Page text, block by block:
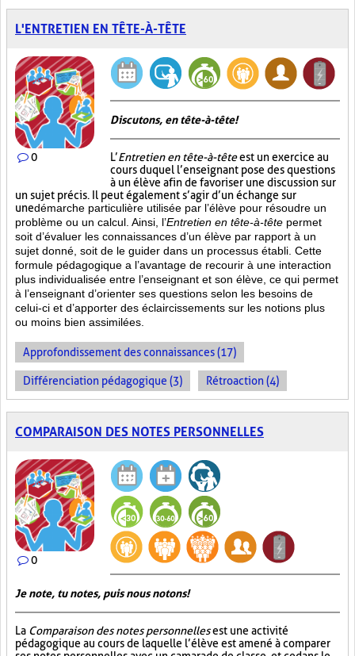
L'ENTRETIEN EN TÊTE-À-TÊTE
0
Discutons, en tête-à-tête!
L’Entretien en tête-à-têteest un exercice au
cours duquel l’enseignant pose des questions
à un élève afin de favoriser une discussion sur
un sujet précis. Il peut également s’agir d’un échange sur
unedémarche particulière utilisée par l’élève pour résoudre un
problème ou un calcul. Ainsi, l’Entretien en tête-à-tête permet
soit d’évaluer les connaissances d’un élève par rapport à un
sujet donné, soit de le guider dans un processus établi. Cette
formule pédagogique a l’avantage de recourir à une interaction
plus individualisée entre l’enseignant et son élève, ce qui permet
à l’enseignant d’orienter ses questions selon les besoins de
celui-ci et d’apporter des éclaircissements sur les notions plus
ou moins bien assimilées.
Approfondissement des connaissances (17)
Différenciation pédagogique (3) Rétroaction (4)
COMPARAISON DES NOTES PERSONNELLES
0
Je note, tu notes, puis nous notons!
La Comparaison des notes personnellesest une activité
pédagogique au cours de laquelle l’élève est amené à comparer